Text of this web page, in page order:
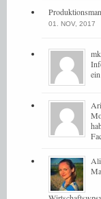
01. NOV, 2017